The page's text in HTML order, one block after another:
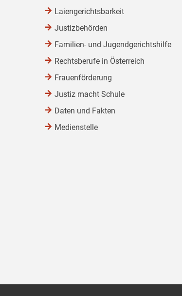
Laiengerichtsbarkeit
Justizbehörden
Familien- und Jugendgerichtshilfe
Rechtsberufe in Österreich
Frauenförderung
Justiz macht Schule
Daten und Fakten
Medienstelle